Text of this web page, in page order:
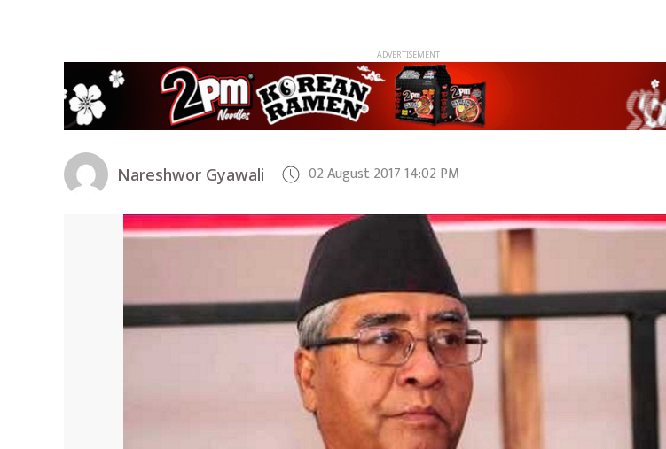
Nareshwor Gyawali 02 August 2017 14:02 PM